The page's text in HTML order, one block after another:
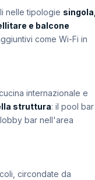
nelle tipologie singola,
e balcone
come Wi-Fi in
internazionale e
struttura: il pool bar
bar nell'area
circondate da